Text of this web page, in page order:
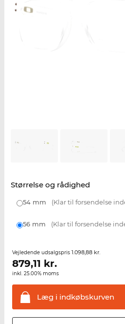
Størrelse og rådighed
54 mm (Klar til forsendelse
56 mm (Klar til forsendelse
Vejledende udsalgspris 1.098,88 kr.
879,11 kr.
inkl. 25.00% moms
Læg i indkøbskurven